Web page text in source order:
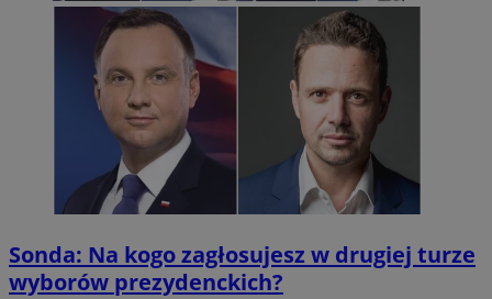
Sonda: Na kogo zagłosujesz w drugiej turze
wyborów prezydenckich?